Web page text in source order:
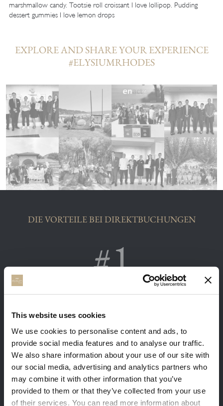
This website uses cookies
We use cookies to personalise content and ads, to
provide social media features and to analyse our traffic.
We also share information about your use of our site with
our social media, advertising and analytics partners who
may combine it with other information that you’ve
provided to them or that they’ve collected from your use
of their services. You can read more information about
marshmallow candy. Tootsie roll croissant I love lollipop. Pudding
dessert gummies I love lemon drops
EXPLORE AND SHARE YOUR EXPERIENCE
#ELYSIUMRHODES
DIE VORTEILE BEI DIREKTBUCHUNGEN
Sie erhalten unsere besten verfügbaren
Sie erhalten 5% Rabatt.
Kostenlose Massagen und Frühstück auf